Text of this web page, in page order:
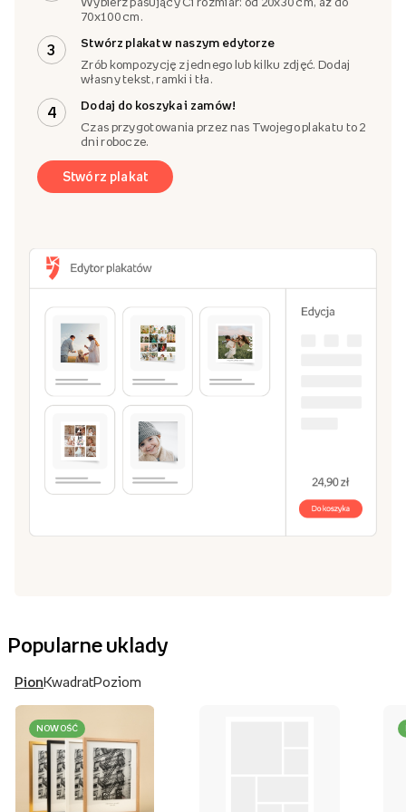
70x100 cm.
3
Stwórz plakat w naszym edytorze
Zrób kompozycję z jednego lub kilku zdjęć. Dodaj
własny tekst, ramki i tła.
4
Dodaj do koszyka i zamów!
Czas przygotowania przez nas Twojego plakatu to 2
dni robocze.
Stwórz plakat
Popularne uklady
PionKwadratPoziom
NOWOŚĆ